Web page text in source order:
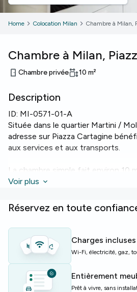
Home Colocation Milan Chambre à Milan,
Chambre à Milan,
Chambre privée 10 m²
Description
ID: MI-0571-01-A
Située dans le quartier Martini /
adresse sur Piazza Cartagine
aux services et aux transports.
La chambre simple fait environ 10
balcon. Le logement comprend
télétravailler.
L'appartement d'environ 130 m² au
compte cinq lits répartis en cinq
lave‑vaisselle, lave‑linge et four
Idéal pour étudiants ou jeunes
logement partagé bien équipé.
Voir plus
Réservez en toute
Charges incluses
Wi-Fi, électricité, gaz,
Entièrement
Prêt à vivre, sans